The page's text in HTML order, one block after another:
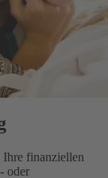
finanziellen
oder